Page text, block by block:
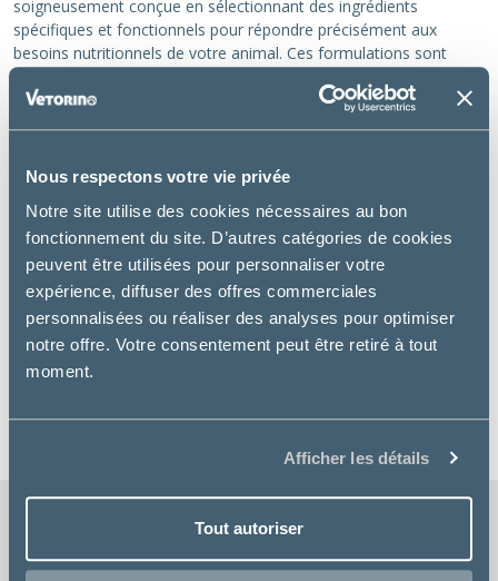
Nous respectons votre vie privée
Notre site utilise des cookies nécessaires au bon
fonctionnement du site. D’autres catégories de cookies
peuvent être utilisées pour personnaliser votre
expérience, diffuser des offres commerciales
personnalisées ou réaliser des analyses pour optimiser
notre offre. Votre consentement peut être retiré à tout
moment.
Afficher les détails
Tout autoriser
soigneusement conçue en sélectionnant des ingrédients
spécifiques et fonctionnels pour répondre précisément aux
besoins nutritionnels de votre animal. Ces formulations sont
animal, quelle que soit sa physiologie. Chez Tonivet,
Filtrer
0 article
Il n'y a aucun produit associé à votre recherche.